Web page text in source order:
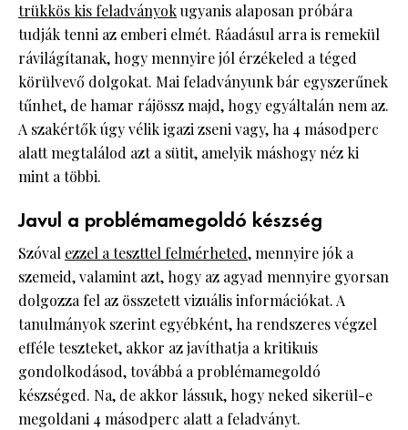
trükkös kis feladványokugyanis alaposan próbára
tudják tenni az emberi elmét. Ráadásul arra is remekül
rávilágítanak, hogy mennyire jól érzékeled a téged
körülvevő dolgokat. Mai feladványunk bár egyszerűnek
tűnhet, de hamar rájössz majd, hogy egyáltalán nem az.
A szakértők úgy vélik igazi zseni vagy, ha 4 másodperc
alatt megtalálod azt a sütit, amelyik máshogy néz ki
mint a többi.
Javul a problémamegoldó készség
Szóval ezzel a teszttel felmérheted, mennyire jók a
szemeid, valamint azt, hogy az agyad mennyire gyorsan
dolgozza fel az összetett vizuális információkat. A
tanulmányok szerint egyébként, ha rendszeres végzel
efféle teszteket, akkor az javíthatja a kritikuis
gondolkodásod, továbbá a problémamegoldó
készséged. Na, de akkor lássuk, hogy neked sikerül-e
megoldani 4 másodperc alatt a feladványt.